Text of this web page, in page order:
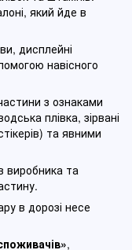
який йде в
дисплейні
навісного
з ознаками
плівка, зірвані
та явними
та
в дорозі несе
,